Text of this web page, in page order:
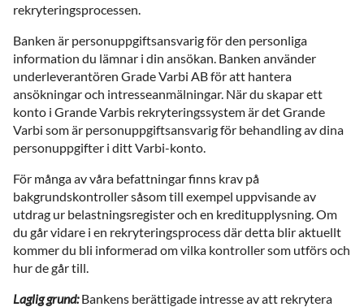
rekryteringsprocessen.
Banken är personuppgiftsansvarig för den personliga
information du lämnar i din ansökan. Banken använder
underleverantören Grade Varbi AB för att hantera
ansökningar och intresseanmälningar. När du skapar ett
konto i Grande Varbis rekryteringssystem är det Grande
Varbi som är personuppgiftsansvarig för behandling av dina
personuppgifter i ditt Varbi-konto.
För många av våra befattningar finns krav på
bakgrundskontroller såsom till exempel uppvisande av
utdrag ur belastningsregister och en kreditupplysning. Om
du går vidare i en rekryteringsprocess där detta blir aktuellt
kommer du bli informerad om vilka kontroller som utförs och
hur de går till.
Laglig grund:Bankens berättigade intresse av att rekrytera